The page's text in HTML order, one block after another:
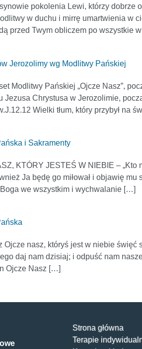
pokolenia Lewi, którzy dobrze
w duchu i mirrę umartwienia w
przed Twym obliczem po wszystkie
Jerozolimy wg Modlitwy Pańskiej
Modlitwy Pańskiej „Ojcze Nasz”,
Jezusa Chrystusa w Jerozolimie,
Wielki tłum, który przybył na
i Sakramenty
KTÓRY JESTEŚ W NIEBIE – „Kto
Ja będę go miłował i objawię
we wszystkim i wychwalanie […]
Ojcze nasz, któryś jest w niebie
daj nam dzisiaj; i odpuść nam
Ojcze Nasz […]
Strona główna
Terapie